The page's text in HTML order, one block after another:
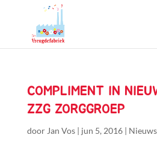
COMPLIMENT IN
ZZG ZORGGROEP
door Jan Vos| jun 5, 2016| Nieuws